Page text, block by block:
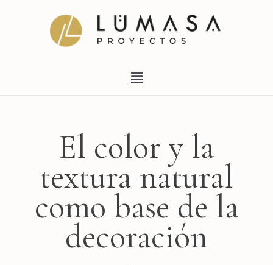
Menú
El color y la
textura natural
como base de la
decoración